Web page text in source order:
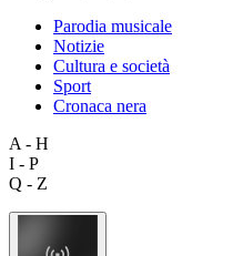
Parodia musicale
Notizie
Cultura e società
Sport
Cronaca nera
A - H
I - P
Q - Z